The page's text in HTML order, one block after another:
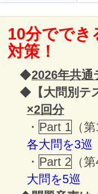
10分ででき
対策！
◆2026年共通
◆ 【大問別テ
×2回分
・ Part 1 （
各大問を3巡
・ Part 2 （
大問を5巡